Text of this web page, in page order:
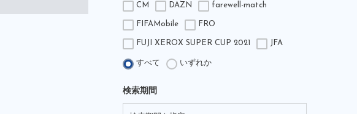
CM DAZN farewell-match
FIFAMobile FRO
FUJI XEROX SUPER CUP 2021 JFA
JFA Growth Strategist
すべて いずれか
検索期間